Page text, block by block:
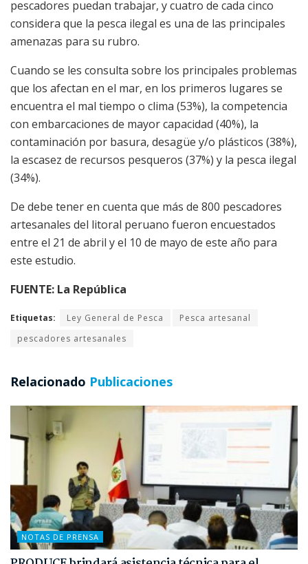
pescadores puedan trabajar, y cuatro de cada cinco
considera que la pesca ilegal es una de las principales
amenazas para su rubro.
Cuando se les consulta sobre los principales problemas
que los afectan en el mar, en los primeros lugares se
encuentra el mal tiempo o clima (53%), la competencia
con embarcaciones de mayor capacidad (40%), la
contaminación por basura, desagüe y/o plásticos (38%),
la escasez de recursos pesqueros (37%) y la pesca ilegal
(34%).
De debe tener en cuenta que más de 800 pescadores
artesanales del litoral peruano fueron encuestados
entre el 21 de abril y el 10 de mayo de este año para
este estudio.
FUENTE: La República
Etiquetas: Ley General de Pesca
Pesca artesanal
pescadores artesanales
Relacionado Publicaciones
NOTAS DE PRENSA